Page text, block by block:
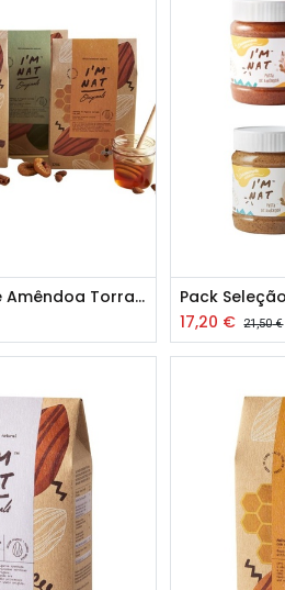
Pack Aperitivos de Amêndoa Torrada do Algarve
17,20 € 21,50€